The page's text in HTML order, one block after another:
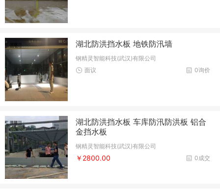
湖北防洪挡水板 地铁防汛墙
钢精灵智能科技(武汉)有限公司
0询价
面议
湖北防洪挡水板 车库防汛防洪板 铝合
金挡水板
钢精灵智能科技(武汉)有限公司
0成交
￥2800.00